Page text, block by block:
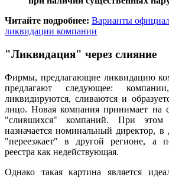
Читайте подробнее: Варианты
ликвидации компании
"Ликвидация" через слияние
Фирмы, предлагающие ликвидацию
предлагают следующее:
ликвидируются, сливаются и
лицо. Новая компания принимает на
"слившихся" компаний. При
назначается номинальный директор,
"переезжает" в другой регионе, а
реестра как недействующая.
Однако такая картина является